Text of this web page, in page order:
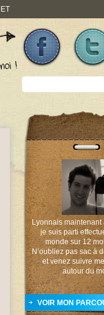
Lyonnais maintenant
je suis parti
monde sur 12
N’oubliez pas sac à
et venez suivre
autour du
VOIR MON